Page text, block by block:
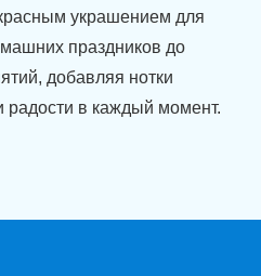
украшением для
праздников до
добавляя нотки
радости в каждый момент.